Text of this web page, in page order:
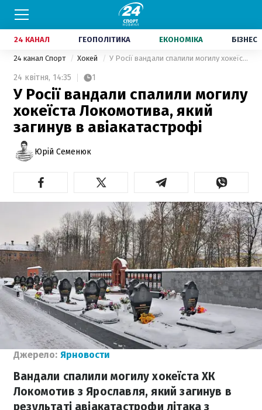
24 КАНАЛ ГЕОПОЛІТИКА ЕКОНОМІКА БІЗНЕС
24 канал Спорт Хокей У Росії вандали спалили могилу хокеїста Локомотива, який загинув в авіакатастрофі
24 квітня, 14:35 1
У Росії вандали спалили могилу
хокеїста Локомотива, який
загинув в авіакатастрофі
Юрій Семенюк
Джерело: Ярновости
Вандали спалили могилу хокеїста ХК
Локомотив з Ярославля, який загинув в
результаті авіакатастрофи літака з